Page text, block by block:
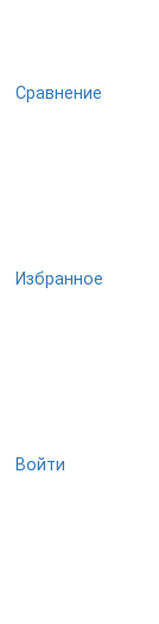
Сравнение
Избранное
Войти